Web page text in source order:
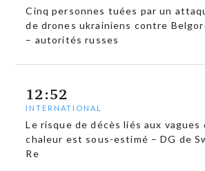
Cinq personnes tuées par un
de drones ukrainiens contre
– autorités russes
12:52
INTERNATIONAL
Le risque de décès liés aux vagues
chaleur est sous-estimé – DG de
Re